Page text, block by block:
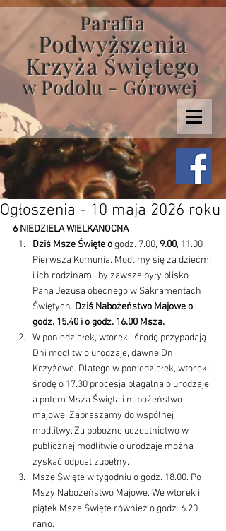
Parafia
Podwyższenia
Krzyża Świętego
w Podolu - Górowej
Ogłoszenia - 10 maja 2026 roku
6 NIEDZIELA WIELKANOCNA
Dziś Msze Święte o godz. 7.00, 9.00, 11.00
Pierwsza Komunia. Modlimy się za dziećmi
i ich rodzinami, by zawsze były blisko
Pana Jezusa obecnego w Sakramentach
Świętych. Dziś Nabożeństwo Majowe o
godz. 15.40 i o godz. 16.00 Msza.
W poniedziałek, wtorek i środę przypadają
Dni modlitw o urodzaje, dawne Dni
Krzyżowe. Dlatego w poniedziałek, wtorek i
środę o 17.30 procesja błagalna o urodzaje,
a potem Msza Święta i nabożeństwo
majowe. Zapraszamy do wspólnej
modlitwy. Za pobożne uczestnictwo w
publicznej modlitwie o urodzaje można
zyskać odpust zupełny.
Msze Święte w tygodniu o godz. 18.00. Po
Mszy Nabożeństwo Majowe. We wtorek i
piątek Msze Święte również o godz. 6.20
rano.